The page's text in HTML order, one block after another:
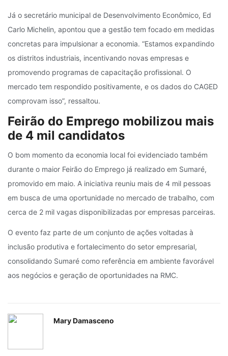
Já o secretário municipal de Desenvolvimento Econômico, Ed
Carlo Michelin, apontou que a gestão tem focado em medidas
concretas para impulsionar a economia. “Estamos expandindo
os distritos industriais, incentivando novas empresas e
promovendo programas de capacitação profissional. O
mercado tem respondido positivamente, e os dados do CAGED
comprovam isso”, ressaltou.
Feirão do Emprego mobilizou mais
de 4 mil candidatos
O bom momento da economia local foi evidenciado também
durante o maior Feirão do Emprego já realizado em Sumaré,
promovido em maio. A iniciativa reuniu mais de 4 mil pessoas
em busca de uma oportunidade no mercado de trabalho, com
cerca de 2 mil vagas disponibilizadas por empresas parceiras.
O evento faz parte de um conjunto de ações voltadas à
inclusão produtiva e fortalecimento do setor empresarial,
consolidando Sumaré como referência em ambiente favorável
aos negócios e geração de oportunidades na RMC.
Mary Damasceno